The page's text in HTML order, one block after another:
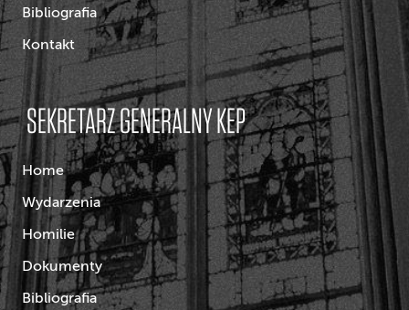
Bibliografia
Kontakt
SEKRETARZ GENERALNY KEP
Home
Wydarzenia
Homilie
Dokumenty
Bibliografia